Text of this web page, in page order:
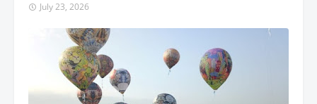
July 23, 2026